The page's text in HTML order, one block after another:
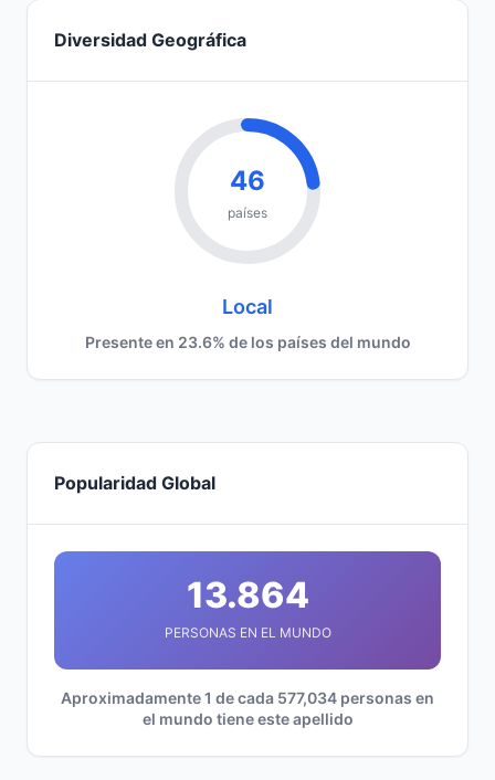
Diversidad Geográfica
46
países
Local
Presente en 23.6% de los países del mundo
Popularidad Global
13.864
PERSONAS EN EL MUNDO
Aproximadamente 1 de cada 577,034 personas en
el mundo tiene este apellido